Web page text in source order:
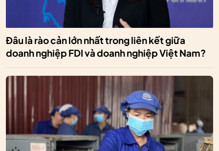
Đâu là rào cản lớn nhất trong liên kết giữa
doanh nghiệp FDI và doanh nghiệp Việt Nam?